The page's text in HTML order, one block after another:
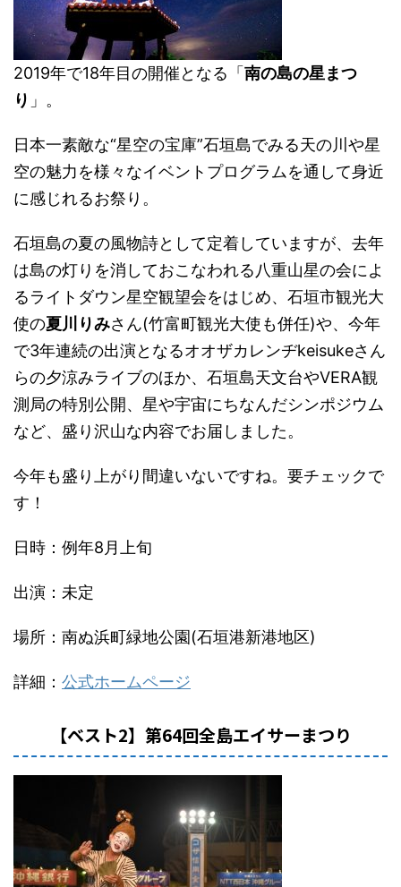
2019年で18年目の開催となる「 南の島の星まつ
り 」。
日本一素敵な“星空の宝庫”石垣島でみる天の川や星
空の魅力を様々なイベントプログラムを通して身近
に感じれるお祭り。
石垣島の夏の風物詩として定着していますが、去年
は島の灯りを消しておこなわれる八重山星の会によ
るライトダウン星空観望会をはじめ、石垣市観光大
使の夏川りみさん(竹富町観光大使も併任)や、今年
で3年連続の出演となるオオザカレンヂkeisukeさん
らの夕涼みライブのほか、石垣島天文台やVERA観
測局の特別公開、星や宇宙にちなんだシンポジウム
など、盛り沢山な内容でお届しました。
今年も盛り上がり間違いないですね。要チェックで
す！
日時：例年8月上旬
出演：未定
場所：南ぬ浜町緑地公園(石垣港新港地区)
詳細： 公式ホームページ
【ベスト2】第64回全島エイサーまつり